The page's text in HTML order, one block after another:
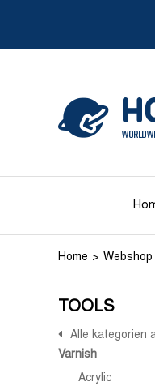
Home Webshop
TOOLS
Alle kategorien
Varnish
Acrylic